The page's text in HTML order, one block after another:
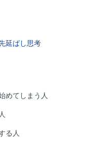
延ばし思考
めてしまう人
る人